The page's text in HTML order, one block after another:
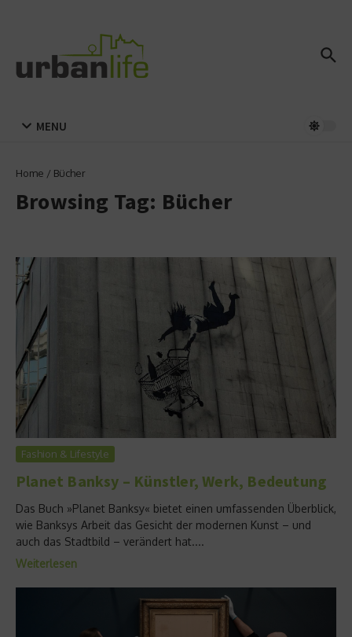
MENU
Home / Bücher
Browsing Tag: Bücher
Fashion & Lifestyle
Planet Banksy – Künstler, Werk, Bedeutung
Das Buch »Planet Banksy« bietet einen umfassenden Überblick,
wie Banksys Arbeit das Gesicht der modernen Kunst – und
auch das Stadtbild – verändert hat....
Weiterlesen